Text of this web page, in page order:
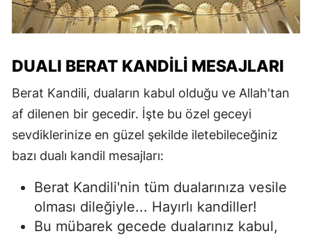
DUALI BERAT KANDILI MESAJLARI
Berat Kandili, duaların kabul olduğu ve Allah'tan
af dilenen bir gecedir. İşte bu özel geceyi
sevdiklerinize en güzel şekilde iletebileceğiniz
bazı dualı kandil mesajları:
Berat Kandili'nin tüm dualarınıza vesile
olması dileğiyle... Hayırlı kandiller!
Bu mübarek gecede dualarınız kabul,